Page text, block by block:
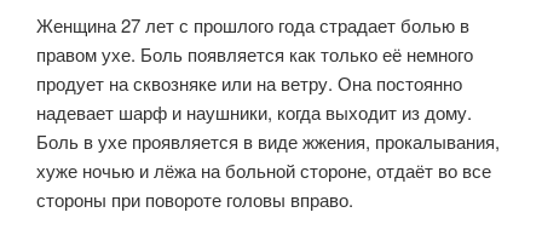
Женщина 27 лет с прошлого года страдает болью в
правом ухе. Боль появляется как только её немного
продует на сквозняке или на ветру. Она постоянно
надевает шарф и наушники, когда выходит из дому.
Боль в ухе проявляется в виде жжения, прокалывания,
хуже ночью и лёжа на больной стороне, отдаёт во все
стороны при повороте головы вправо.